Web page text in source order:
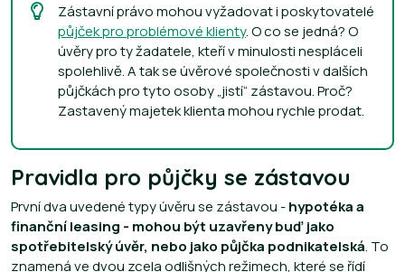
Zástavní právo mohou vyžadovat i poskytovatelé
půjček pro problémové klienty. O co se jedná? O
úvěry pro ty žadatele, kteří v minulosti nespláceli
spolehlivě. A tak se úvěrové společnosti v dalších
půjčkách pro tyto osoby „jistí“ zástavou. Proč?
Zastavený majetek klienta mohou rychle prodat.
Pravidla pro půjčky se zástavou
První dva uvedené typy úvěru se zástavou -hypotéka a
finanční leasing - mohou být uzavřeny buď jako
spotřebitelský úvěr, nebo jako půjčka podnikatelská. To
znamená ve dvou zcela odlišných režimech, které se řídí